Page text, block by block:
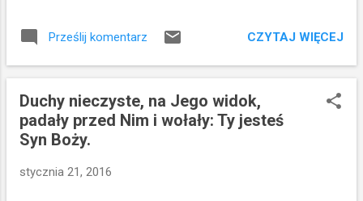
złe duchy. Ustanowił więc Dwunastu:
Szymona, któremu nadał imię Piotr; dalej
Jakuba, którym nadał przydomek Boanerges,
to znaczy synowie gromu; dalej Andrzeja,
Gorliwego i Judasza Iskariotę, który właśnie
Prześlij komentarz CZYTAJ WIĘCEJ
Duchy nieczyste, na Jego widok,
padały przed Nim i wołały: Ty jesteś
Syn Boży.
stycznia 21, 2016